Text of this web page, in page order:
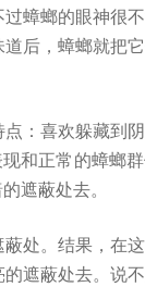
蟑螂的眼神很
后，蟑螂就把
：喜欢躲藏到
和正常的蟑螂
遮蔽处去。
处。结果，在
遮蔽处去。说